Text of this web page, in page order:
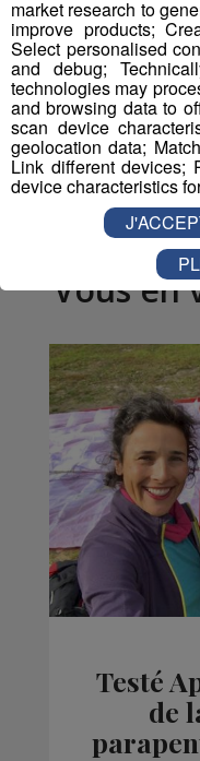
Vous en
Testé
de
market research to
improve products;
Select personalised
and debug;
technologies may
and browsing data to
scan device
geolocation data;
Link different devices;
device characteristics